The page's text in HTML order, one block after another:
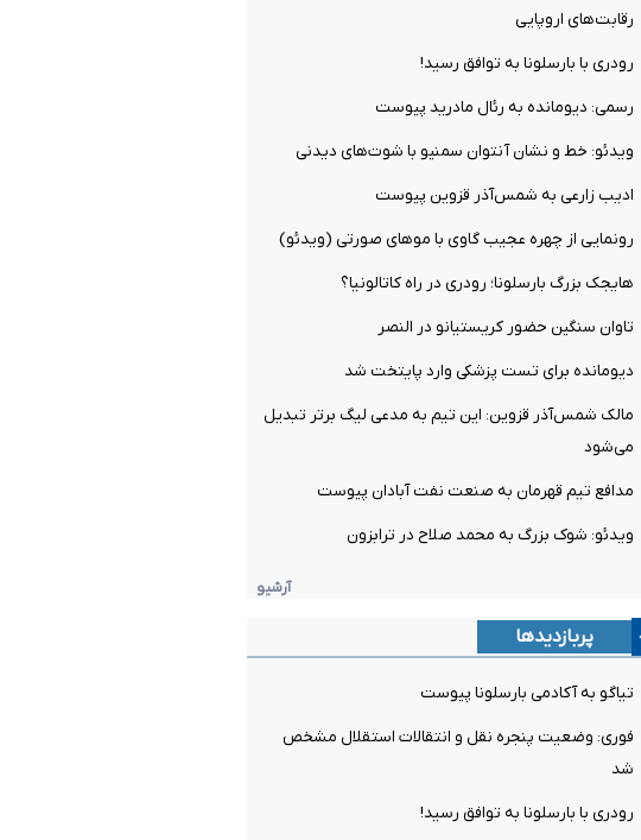
رقابت‌های اروپایی
رودری با بارسلونا به توافق رسید!
رسمی: دیومانده به رئال مادرید پیوست
ویدئو: خط و نشان آنتوان سمنیو با شوت‌های دیدنی
ادیب زارعی به شمس‌آذر قزوین پیوست
رونمایی از چهره عجیب گاوی با موهای صورتی (ویدئو)
هایجک بزرگ بارسلونا؛ رودری در راه کاتالونیا؟
تاوان سنگین حضور کریستیانو در النصر
دیومانده برای تست پزشکی وارد پایتخت شد
مالک شمس‌آذر قزوین: این تیم به مدعی لیگ برتر تبدیل
می‌شود
مدافع تیم قهرمان به صنعت نفت آبادان پیوست
ویدئو: شوک بزرگ به محمد صلاح در ترابزون
آرشیو
پربازدیدها
تیاگو به آکادمی بارسلونا پیوست
فوری: وضعیت پنجره نقل و انتقالات استقلال مشخص
شد
رودری با بارسلونا به توافق رسید!